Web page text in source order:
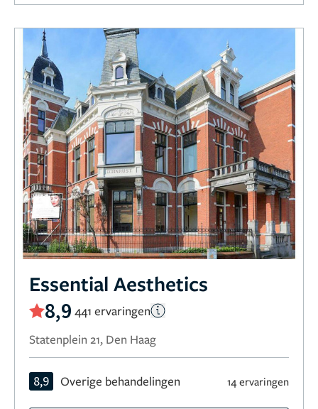
Essential Aesthetics
8,9 441 ervaringen
Statenplein 21, Den Haag
8,9 Overige behandelingen 14 ervaringen